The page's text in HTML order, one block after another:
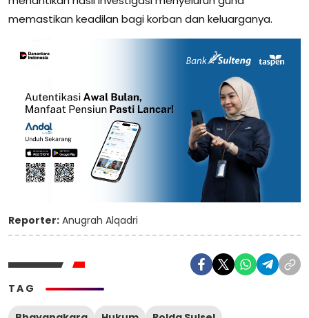
memastikan keadilan bagi korban dan keluarganya.
Reporter: Anugrah Alqadri
TAG